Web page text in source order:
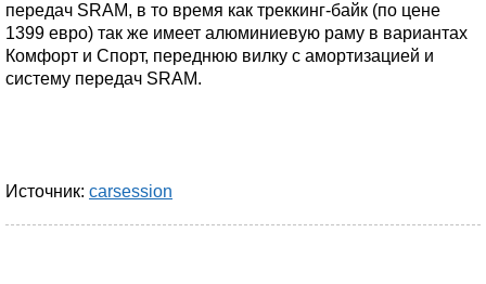
передач SRAM, в то время как треккинг-байк (по цене
1399 евро) так же имеет алюминиевую раму в вариантах
Комфорт и Спорт, переднюю вилку с амортизацией и
систему передач SRAM.
Источник: carsession